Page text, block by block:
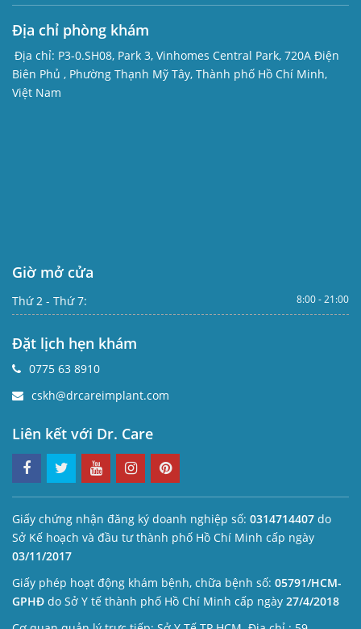
Địa chỉ phòng khám
Địa chỉ: P3-0.SH08, Park 3, Vinhomes Central Park, 720A Điện
Biên Phủ , Phường Thạnh Mỹ Tây, Thành phố Hồ Chí Minh,
Việt Nam
Giờ mở cửa
Thứ 2 - Thứ 7: 8:00 - 21:00
Đặt lịch hẹn khám
0775 63 8910
cskh@drcareimplant.com
Liên kết với Dr. Care
Giấy chứng nhận đăng ký doanh nghiệp số: 0314714407 do
Sở Kế hoạch và đầu tư thành phố Hồ Chí Minh cấp ngày
03/11/2017
Giấy phép hoạt động khám bệnh, chữa bệnh số: 05791/HCM-
GPHĐ do Sở Y tế thành phố Hồ Chí Minh cấp ngày 27/4/2018